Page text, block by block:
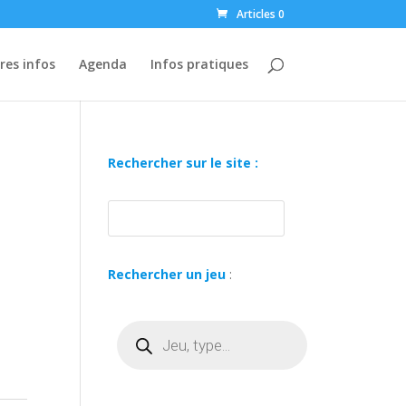
Articles 0
infos Agenda Infos pratiques
Rechercher sur le site :
Rechercher un jeu :
produits